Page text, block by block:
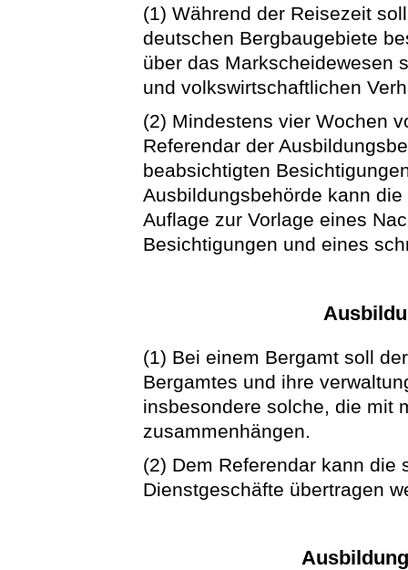
(1) Während der Reisezeit
deutschen Bergbaugebiete
über das Markscheidewesen
und volkswirtschaftlichen
(2) Mindestens vier Wochen
Referendar der
beabsichtigten
Ausbildungsbehörde kann
Auflage zur Vorlage eines
Besichtigungen und eines
(1) Bei einem Bergamt soll
Bergamtes und ihre
insbesondere solche, die mit
zusammenhängen.
(2) Dem Referendar kann die
Dienstgeschäfte übertragen